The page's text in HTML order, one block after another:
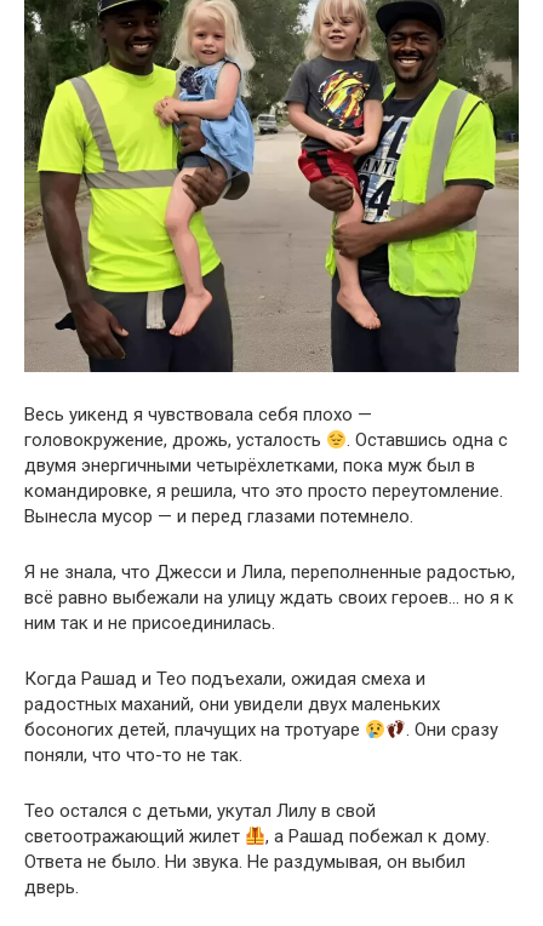
Весь уикенд я чувствовала себя плохо —
головокружение, дрожь, усталость
. Оставшись одна с
двумя энергичными четырёхлетками, пока муж был в
командировке, я решила, что это просто переутомление.
Вынесла мусор — и перед глазами потемнело.
Я не знала, что Джесси и Лила, переполненные радостью,
всё равно выбежали на улицу ждать своих героев… но я к
ним так и не присоединилась.
Когда Рашад и Тео подъехали, ожидая смеха и
радостных маханий, они увидели двух маленьких
босоногих детей, плачущих на тротуаре
. Они сразу
поняли, что что-то не так.
Тео остался с детьми, укутал Лилу в свой
светоотражающий жилет
, а Рашад побежал к дому.
Ответа не было. Ни звука. Не раздумывая, он выбил
дверь.